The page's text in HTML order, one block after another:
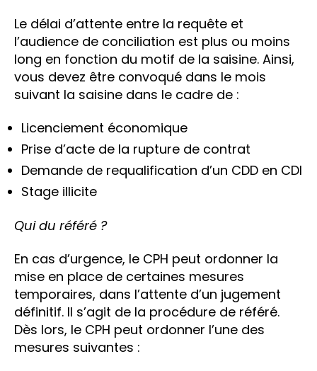
Le délai d’attente entre la requête et
l’audience de conciliation est plus ou moins
long en fonction du motif de la saisine. Ainsi,
vous devez être convoqué dans le mois
suivant la saisine dans le cadre de :
Licenciement économique
Prise d’acte de la rupture de contrat
Demande de requalification d’un CDD en CDI
Stage illicite
Qui du référé ?
En cas d’urgence, le CPH peut ordonner la
mise en place de certaines mesures
temporaires, dans l’attente d’un jugement
définitif. Il s’agit de la procédure de référé.
Dès lors, le CPH peut ordonner l’une des
mesures suivantes :